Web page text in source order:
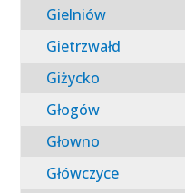
Gielniów
Gietrzwałd
Giżycko
Głogów
Głowno
Główczyce